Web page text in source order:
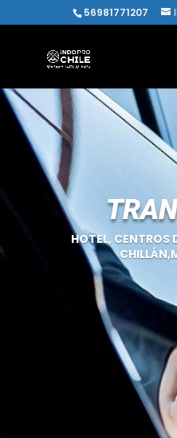
56981771207
HOTEL, CENTROS